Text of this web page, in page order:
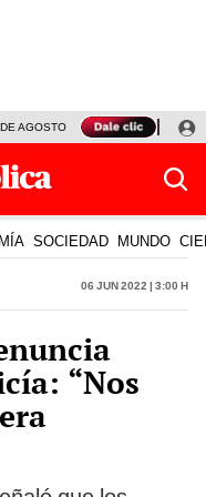
AGOSTO TINKA RESULTADOS
SOCIEDAD MUNDO
06 Jun 2022 | 3:00 h
“Nos